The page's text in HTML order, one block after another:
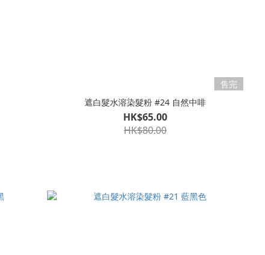
售完
遮白髮水溶染髮粉 #24 自然中啡
HK$65.00
HK$80.00